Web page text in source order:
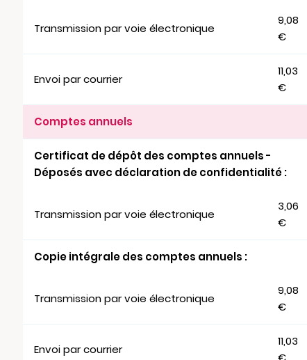
Transmission par voie électronique
9,08
€
Envoi par courrier
11,03
€
Comptes annuels
Certificat de dépôt des comptes annuels -
Déposés avec déclaration de confidentialité :
Transmission par voie électronique
3,06
€
Copie intégrale des comptes annuels :
Transmission par voie électronique
9,08
€
Envoi par courrier
11,03